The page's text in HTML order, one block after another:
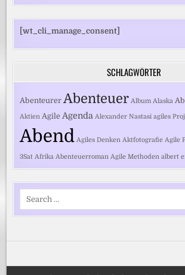
[wt_cli_manage_consent]
SCHLAGWÖRTER
Abenteurer Abenteuer Album Alaska
Aktien Agile Agenda Alexander Nastasi agiles
Abend Agiles Denken Aktfotografie Agile
3Sat Afrika Abenteuerroman Agile Methoden albert
Search